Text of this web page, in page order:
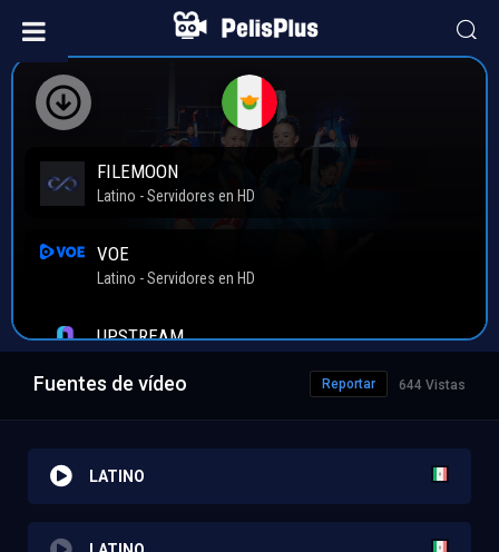
Fuentes de vídeo 644 Vistas
Reportar
LATINO